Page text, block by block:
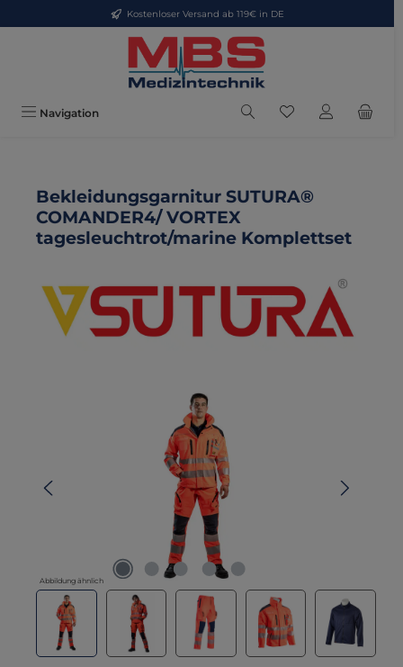
Zum Hauptinhalt springenKostenloser Versand ab 119€ in DE
Navigation Du hast 0
Bekleidungsgarnitur SUTURA®
COMANDER4/ VORTEX
tagesleuchtrot/marine Komplettset
Abbildung ähnlich